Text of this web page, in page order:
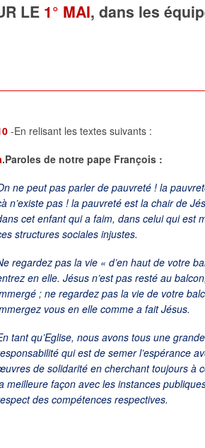
LE 1° MAI, dans les
-En relisant les textes suivants :
.Paroles de notre pape François :
ne peut pas parler de pauvreté ! la
n’existe pas ! la pauvreté est la chair de
cet enfant qui a faim, dans celui qui est
structures sociales injustes.
regardez pas la vie « d’en haut de votre
en elle. Jésus n’est pas resté au
; ne regardez pas la vie de votre
vous en elle comme a fait Jésus.
tant qu’Eglise, nous avons tous une grande
qui est de semer l’espérance
de solidarité en cherchant toujours à
meilleure façon avec les instances
des compétences respectives.